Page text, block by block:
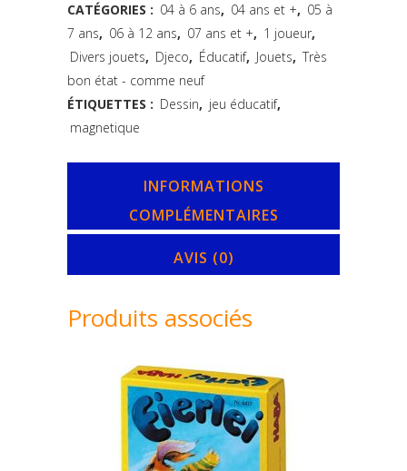
Nature
&
Découvertes
quantity
CATÉGORIES : 04 à 6 ans, 04 ans et +, 05 à
7 ans, 06 à 12 ans, 07 ans et +, 1 joueur,
Divers jouets, Djeco, Éducatif, Jouets, Très
bon état - comme neuf
ÉTIQUETTES : Dessin, jeu éducatif,
magnetique
INFORMATIONS
COMPLÉMENTAIRES
AVIS (0)
Produits associés